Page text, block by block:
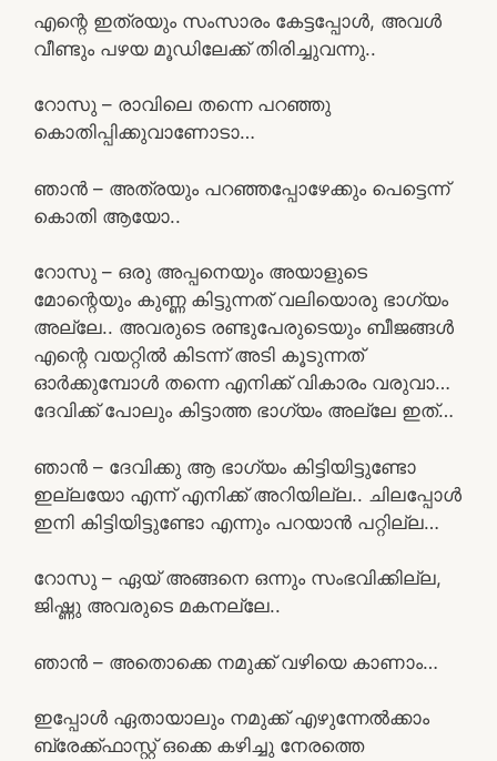
എന്റെ ഇത്രയും സംസാരം കേട്ടപ്പോൾ, അവൾ
വീണ്ടും പഴയ മൂഡിലേക്ക് തിരിച്ചുവന്നു..
റോസു – രാവിലെ തന്നെ പറഞ്ഞു
കൊതിപ്പിക്കുവാണോടാ…
ഞാൻ – അത്രയും പറഞ്ഞപ്പോഴേക്കും പെട്ടെന്ന്
കൊതി ആയോ..
റോസു – ഒരു അപ്പനെയും അയാളുടെ
മോന്റെയും കുണ്ണ കിട്ടുന്നത് വലിയൊരു ഭാഗ്യം
അല്ലേ.. അവരുടെ രണ്ടുപേരുടെയും ബീജങ്ങൾ
എന്റെ വയറ്റിൽ കിടന്ന് അടി കൂടുന്നത്
ഓർക്കുമ്പോൾ തന്നെ എനിക്ക് വികാരം വരുവാ…
ദേവിക്ക് പോലും കിട്ടാത്ത ഭാഗ്യം അല്ലേ ഇത്…
ഞാൻ – ദേവിക്കു ആ ഭാഗ്യം കിട്ടിയിട്ടുണ്ടോ
ഇല്ലയോ എന്ന് എനിക്ക് അറിയില്ല.. ചിലപ്പോൾ
ഇനി കിട്ടിയിട്ടുണ്ടോ എന്നും പറയാൻ പറ്റില്ല…
റോസു – ഏയ് അങ്ങനെ ഒന്നും സംഭവിക്കില്ല,
ജിഷ്ണു അവരുടെ മകനല്ലേ..
ഞാൻ – അതൊക്കെ നമുക്ക് വഴിയെ കാണാം…
ഇപ്പോൾ ഏതായാലും നമുക്ക് എഴുന്നേൽക്കാം
ബ്രേക്ക്ഫാസ്റ്റ് ഒക്കെ കഴിച്ചു നേരത്തെ